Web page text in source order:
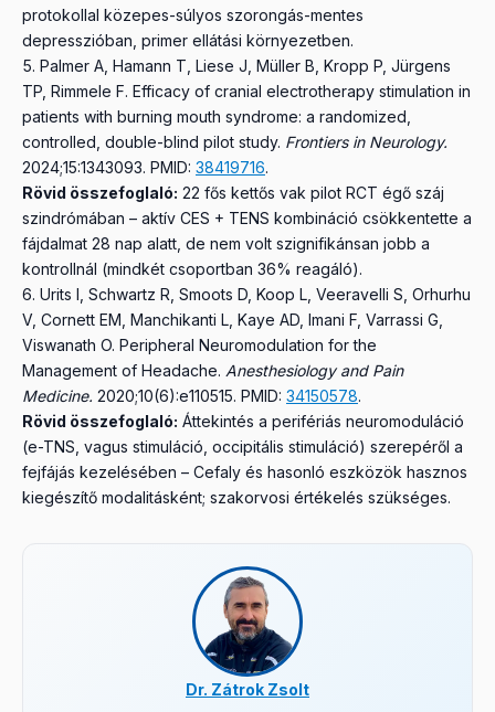
protokollal közepes-súlyos szorongás-mentes
depresszióban, primer ellátási környezetben.
Palmer A, Hamann T, Liese J, Müller B, Kropp P, Jürgens
TP, Rimmele F. Efficacy of cranial electrotherapy stimulation in
patients with burning mouth syndrome: a randomized,
controlled, double-blind pilot study. Frontiers in Neurology.
2024;15:1343093. PMID: 38419716.
Rövid összefoglaló: 22 fős kettős vak pilot RCT égő száj
szindrómában – aktív CES + TENS kombináció csökkentette a
fájdalmat 28 nap alatt, de nem volt szignifikánsan jobb a
kontrollnál (mindkét csoportban 36% reagáló).
Urits I, Schwartz R, Smoots D, Koop L, Veeravelli S, Orhurhu
V, Cornett EM, Manchikanti L, Kaye AD, Imani F, Varrassi G,
Viswanath O. Peripheral Neuromodulation for the
Management of Headache. Anesthesiology and Pain
Medicine. 2020;10(6):e110515. PMID: 34150578.
Rövid összefoglaló: Áttekintés a perifériás neuromoduláció
(e-TNS, vagus stimuláció, occipitális stimuláció) szerepéről a
fejfájás kezelésében – Cefaly és hasonló eszközök hasznos
kiegészítő modalitásként; szakorvosi értékelés szükséges.
Dr. Zátrok Zsolt